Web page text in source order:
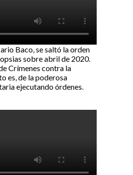
Baco, se saltó la orden
sobre abril de 2020.
Crímenes contra la
es, de la poderosa
ejecutando órdenes.